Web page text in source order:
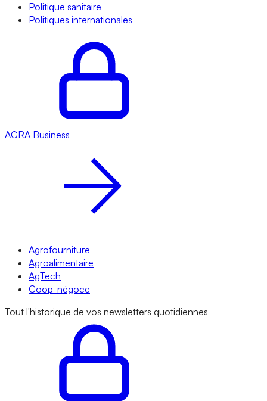
Politique sanitaire
Politiques internationales
AGRA Business
Agrofourniture
Agroalimentaire
AgTech
Coop-négoce
Tout l'historique de vos newsletters quotidiennes